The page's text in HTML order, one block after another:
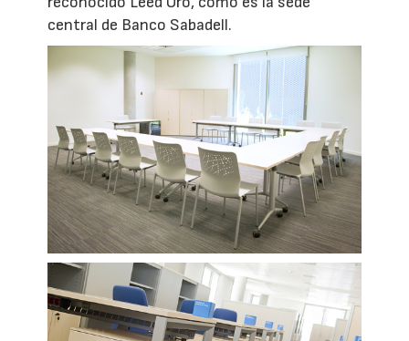
central de Banco Sabadell.